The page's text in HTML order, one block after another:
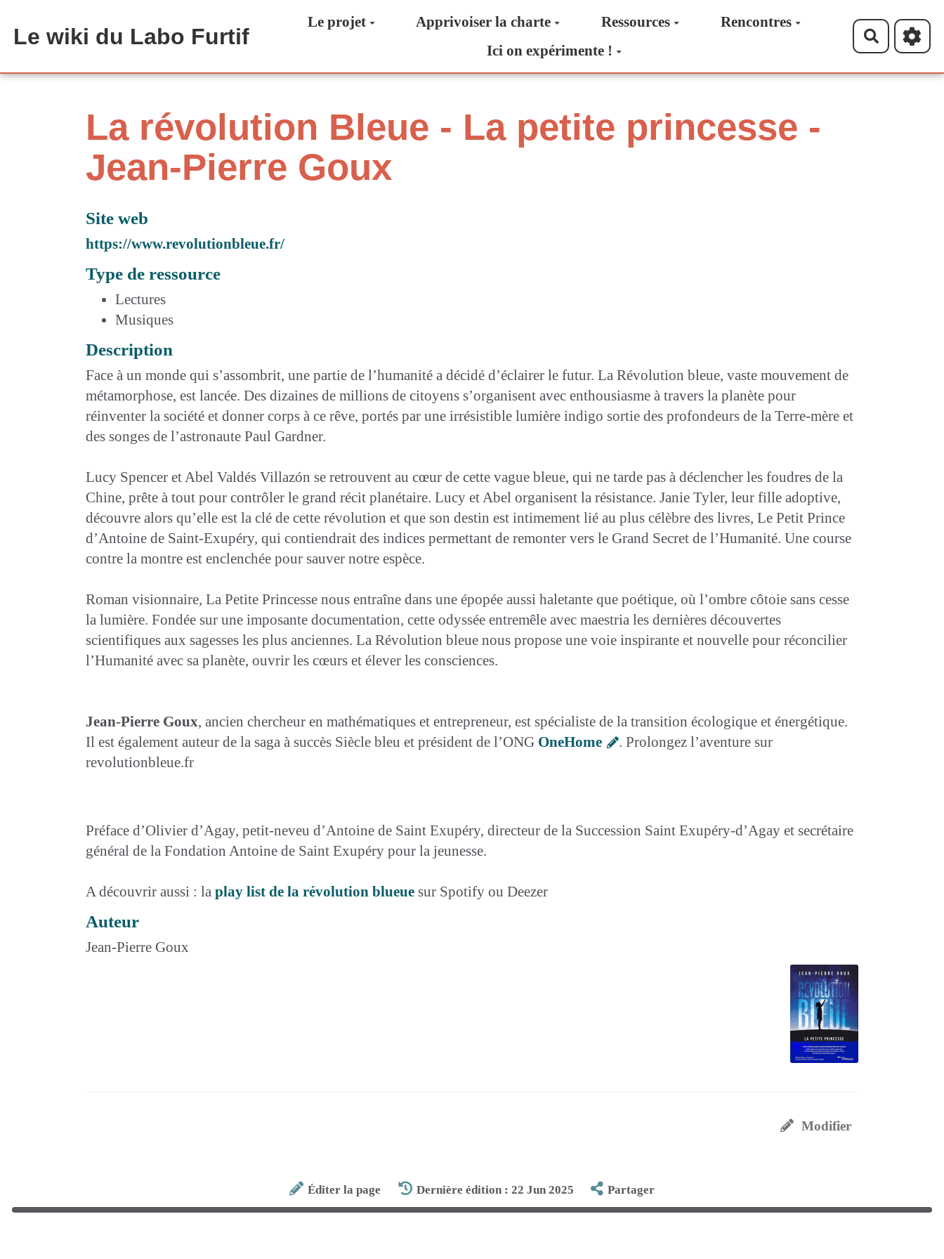
Le wiki du Labo Furtif
Le projet Apprivoiser la charte Ressources
Rencontres
Ici on expérimente !
La révolution Bleue - La petite princesse -
Jean-Pierre Goux
Site web
https://www.revolutionbleue.fr/
Type de ressource
Lectures
Musiques
Description
Face à un monde qui s’assombrit, une partie de l’humanité a décidé d’éclairer le futur. La Révolution bleue, vaste mouvement de
métamorphose, est lancée. Des dizaines de millions de citoyens s’organisent avec enthousiasme à travers la planète pour
réinventer la société et donner corps à ce rêve, portés par une irrésistible lumière indigo sortie des profondeurs de la Terre-mère et
des songes de l’astronaute Paul Gardner.
Lucy Spencer et Abel Valdés Villazón se retrouvent au cœur de cette vague bleue, qui ne tarde pas à déclencher les foudres de la
Chine, prête à tout pour contrôler le grand récit planétaire. Lucy et Abel organisent la résistance. Janie Tyler, leur fille adoptive,
découvre alors qu’elle est la clé de cette révolution et que son destin est intimement lié au plus célèbre des livres, Le Petit Prince
d’Antoine de Saint-Exupéry, qui contiendrait des indices permettant de remonter vers le Grand Secret de l’Humanité. Une course
contre la montre est enclenchée pour sauver notre espèce.
Roman visionnaire, La Petite Princesse nous entraîne dans une épopée aussi haletante que poétique, où l’ombre côtoie sans cesse
la lumière. Fondée sur une imposante documentation, cette odyssée entremêle avec maestria les dernières découvertes
scientifiques aux sagesses les plus anciennes. La Révolution bleue nous propose une voie inspirante et nouvelle pour réconcilier
l’Humanité avec sa planète, ouvrir les cœurs et élever les consciences.
Jean-Pierre Goux, ancien chercheur en mathématiques et entrepreneur, est spécialiste de la transition écologique et énergétique.
Il est également auteur de la saga à succès Siècle bleu et président de l’ONG OneHome
. Prolongez l’aventure sur
revolutionbleue.fr
Préface d’Olivier d’Agay, petit-neveu d’Antoine de Saint Exupéry, directeur de la Succession Saint Exupéry-d’Agay et secrétaire
général de la Fondation Antoine de Saint Exupéry pour la jeunesse.
A découvrir aussi : la play list de la révolution blueue sur Spotify ou Deezer
Auteur
Jean-Pierre Goux
Modifier
Éditer la page Dernière édition : 22 Jun 2025 Partager